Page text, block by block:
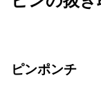
ピンポンチ